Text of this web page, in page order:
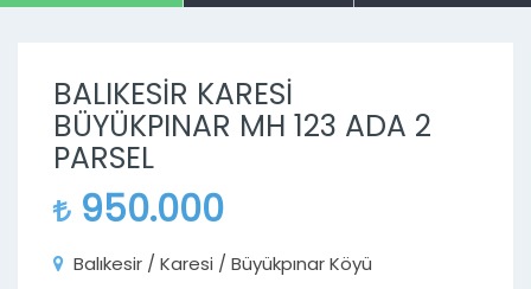
BALIKESİR KARESİ
BÜYÜKPINAR MH 123 ADA 2
PARSEL
950.000
Balıkesir / Karesi / Büyükpınar Köyü